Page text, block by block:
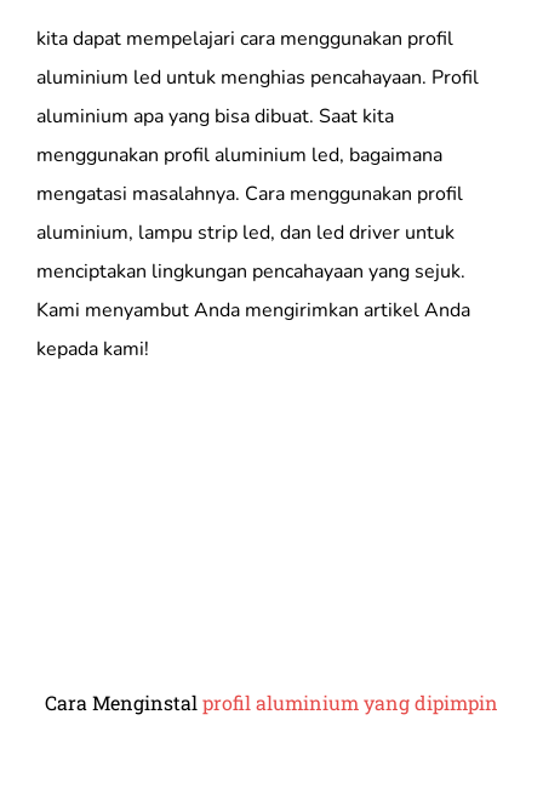
kita dapat mempelajari cara menggunakan profil
aluminium led untuk menghias pencahayaan. Profil
aluminium apa yang bisa dibuat. Saat kita
menggunakan profil aluminium led, bagaimana
mengatasi masalahnya. Cara menggunakan profil
aluminium, lampu strip led, dan led driver untuk
menciptakan lingkungan pencahayaan yang sejuk.
Kami menyambut Anda mengirimkan artikel Anda
kepada kami!
Cara Menginstalprofil aluminium yang dipimpin